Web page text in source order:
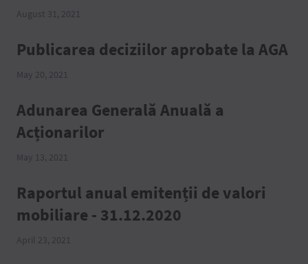
August 31, 2021
Publicarea deciziilor aprobate la AGA
May 20, 2021
Adunarea Generală Anuală a
Acționarilor
May 13, 2021
Raportul anual emitenții de valori
mobiliare - 31.12.2020
April 23, 2021